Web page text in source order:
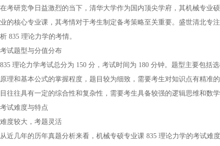
在考研竞争日益激烈的当下，清华大学作为国内顶尖学府，其机械专业
业的核心专业课，其考情对于考生制定备考策略至关重要。盛世清北专
析 835 理论力学的考情。
考试题型与分值分布
835 理论力学考试总分为 150 分，考试时间为 180 分钟。题型主要包
原理和基本公式的掌握程度，题目较为细致，需要考生对知识点有精准
目往往具有一定的综合性和复杂性，需要考生具备较强的逻辑思维和数
考试难度与特点
难度较大，考题灵活
从近几年的历年真题分析来看，机械专硕专业课 835 理论力学的考试